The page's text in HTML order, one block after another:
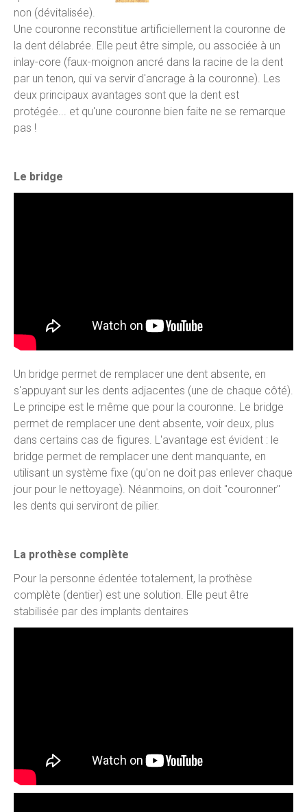
non (dévitalisée).
Une couronne reconstitue artificiellement la couronne de
la dent délabrée. Elle peut être simple, ou associée à un
inlay-core (faux-moignon ancré dans la racine de la dent
par un tenon, qui va servir d'ancrage à la couronne). Les
deux principaux avantages sont que la dent est
protégée... et qu'une couronne bien faite ne se remarque
pas !
Le bridge
Un bridge permet de remplacer une dent absente, en
s'appuyant sur les dents adjacentes (une de chaque côté).
Le principe est le même que pour la couronne. Le bridge
permet de remplacer une dent absente, voir deux, plus
dans certains cas de figures. L'avantage est évident : le
bridge permet de remplacer une dent manquante, en
utilisant un système fixe (qu'on ne doit pas enlever chaque
jour pour le nettoyage). Néanmoins, on doit "couronner"
les dents qui serviront de pilier.
La prothèse complète
Pour la personne édentée totalement, la prothèse
complète (dentier) est une solution. Elle peut être
stabilisée par des implants dentaires